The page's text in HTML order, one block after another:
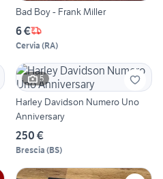
Bad Boy - Frank Miller
6 €
Cervia (RA)
5
Harley Davidson Numero Uno
Anniversary
250 €
Brescia (BS)